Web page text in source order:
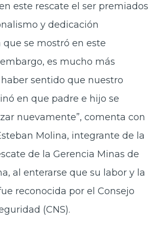
este rescate el ser premiados
y dedicación
se mostró en este
es mucho más
sentido que nuestro
en que padre e hijo se
nuevamente”, comenta con
Molina, integrante de la
de la Gerencia Minas de
al enterarse que su labor y la
reconocida por el Consejo
(CNS).